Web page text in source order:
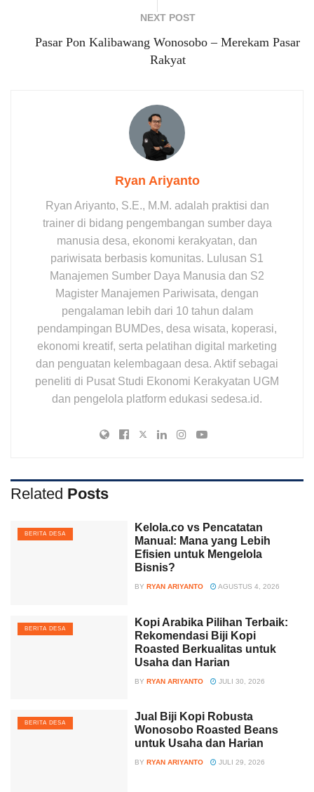
NEXT POST
Pasar Pon Kalibawang Wonosobo – Merekam Pasar
Rakyat
Ryan Ariyanto
Ryan Ariyanto, S.E., M.M. adalah praktisi dan
trainer di bidang pengembangan sumber daya
manusia desa, ekonomi kerakyatan, dan
pariwisata berbasis komunitas. Lulusan S1
Manajemen Sumber Daya Manusia dan S2
Magister Manajemen Pariwisata, dengan
pengalaman lebih dari 10 tahun dalam
pendampingan BUMDes, desa wisata, koperasi,
ekonomi kreatif, serta pelatihan digital marketing
dan penguatan kelembagaan desa. Aktif sebagai
peneliti di Pusat Studi Ekonomi Kerakyatan UGM
dan pengelola platform edukasi sedesa.id.
Related Posts
BERITA DESA
Kelola.co vs Pencatatan
Manual: Mana yang Lebih
Efisien untuk Mengelola
Bisnis?
BY RYAN ARIYANTO AGUSTUS 4, 2026
BERITA DESA
Kopi Arabika Pilihan Terbaik:
Rekomendasi Biji Kopi
Roasted Berkualitas untuk
Usaha dan Harian
BY RYAN ARIYANTO JULI 30, 2026
BERITA DESA
Jual Biji Kopi Robusta
Wonosobo Roasted Beans
untuk Usaha dan Harian
BY RYAN ARIYANTO JULI 29, 2026